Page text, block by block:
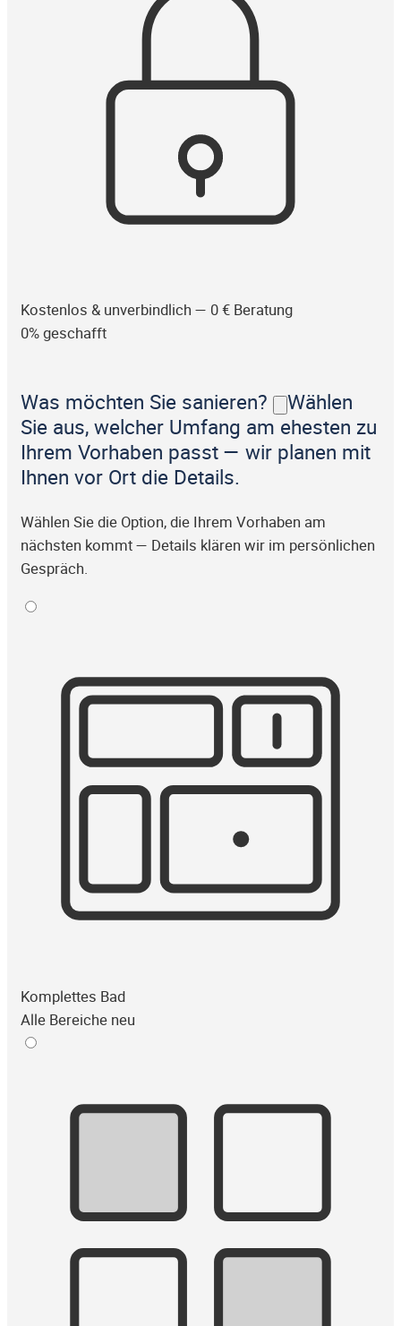
Kostenlos & unverbindlich — 0 € Beratung
0% geschafft
Was möchten Sie sanieren?
Wählen
Sie aus, welcher Umfang am ehesten zu
Ihrem Vorhaben passt — wir planen mit
Ihnen vor Ort die Details.
Wählen Sie die Option, die Ihrem Vorhaben am
nächsten kommt — Details klären wir im persönlichen
Gespräch.
Komplettes Bad
Alle Bereiche neu